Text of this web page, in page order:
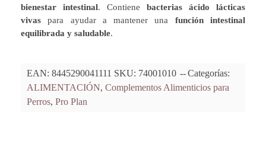
bienestar intestinal. Contiene bacterias ácido lácticas
vivas para ayudar a mantener una función intestinal
equilibrada y saludable.
EAN: 8445290041111 SKU: 74001010
Categorías:
ALIMENTACIÓN, Complementos Alimenticios para
Perros, Pro Plan